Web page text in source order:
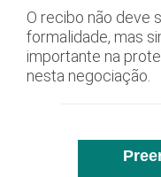
O recibo não deve
formalidade, mas
importante na
nesta negociação.